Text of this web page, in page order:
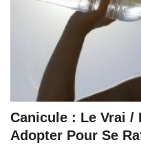
Canicule : Le Vrai /
Adopter Pour Se